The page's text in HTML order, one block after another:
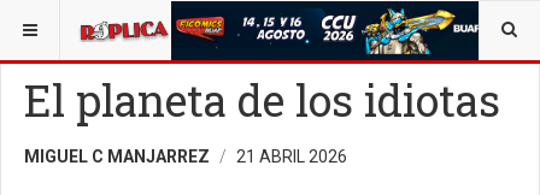
ESTÁ AQUÍ: CUERPO EDITORIAL OPINIÓN RÉPLICA
El planeta de los idiotas
MIGUEL C MANJARREZ 21 ABRIL 2026